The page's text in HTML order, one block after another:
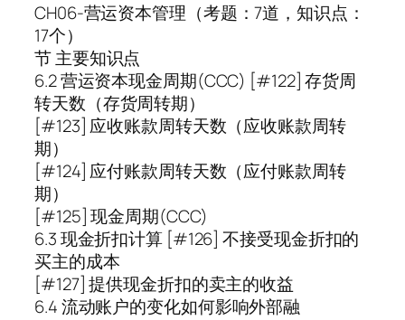
CH06-营运资本管理（考题：7道，知识点：
17个）
节 主要知识点
6.2 营运资本现金周期(CCC) [#122] 存货周
转天数（存货周转期）
[#123] 应收账款周转天数（应收账款周转
期）
[#124] 应付账款周转天数（应付账款周转
期）
[#125] 现金周期(CCC)
6.3 现金折扣计算 [#126] 不接受现金折扣的
买主的成本
[#127] 提供现金折扣的卖主的收益
6.4 流动账户的变化如何影响外部融